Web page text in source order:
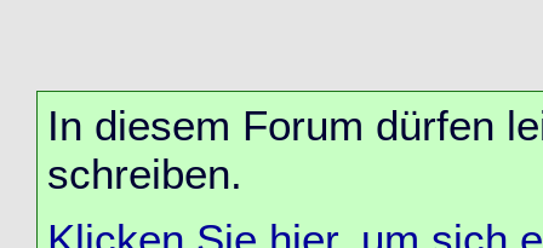
In diesem Forum dürfen
schreiben.